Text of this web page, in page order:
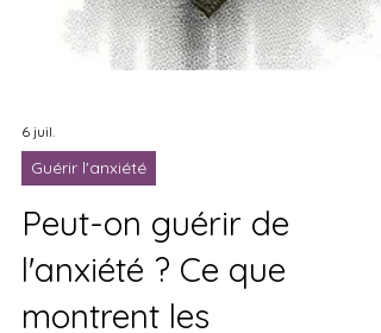
6 juil.
Guérir l'anxiété
Peut-on guérir de